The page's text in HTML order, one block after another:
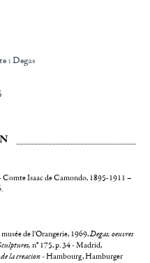
: Degas
Comte Isaac de Camondo, 1895-1911 –
de l'Orangerie, 1969,Degas, oeuvres
n° 175, p. 34-Madrid,
la creacion -Hambourg, Hamburger